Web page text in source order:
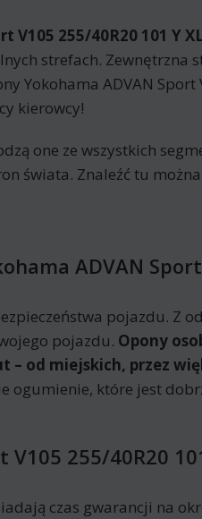
255/40R20 101 Y
strefach.
ADVAN Sport
kierowcy!
one ze wszystkich
świata. Znaleźć tu
ADVAN Sport
pojazdu. Z
pojazdu. Opony
– od miejskich, przez
które jest
255/40R20
czas gwarancji na